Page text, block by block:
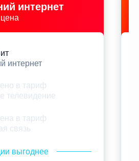
интернет
интернет
в тариф
телевидение
в тариф
связь
выгоднее